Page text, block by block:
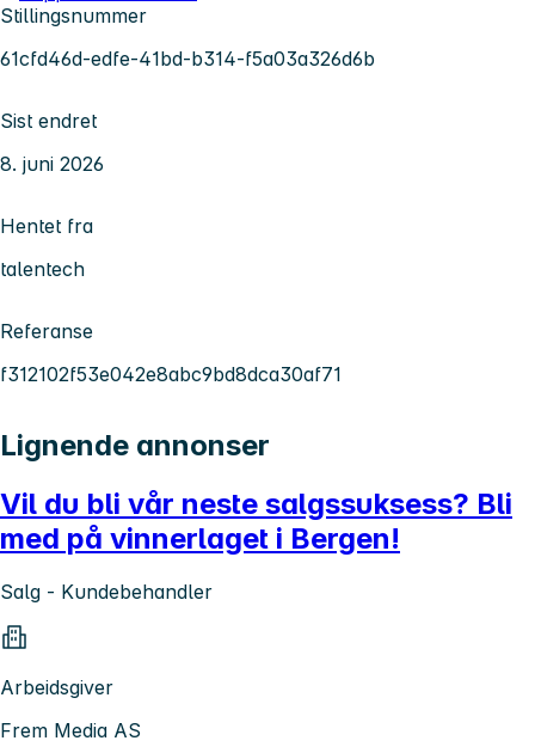
Stillingsnummer
61cfd46d-edfe-41bd-b314-f5a03a326d6b
Sist endret
8. juni 2026
Hentet fra
talentech
Referanse
f312102f53e042e8abc9bd8dca30af71
Lignende annonser
Vil du bli vår neste salgssuksess? Bli
med på vinnerlaget i Bergen!
Salg - Kundebehandler
Arbeidsgiver
Frem Media AS